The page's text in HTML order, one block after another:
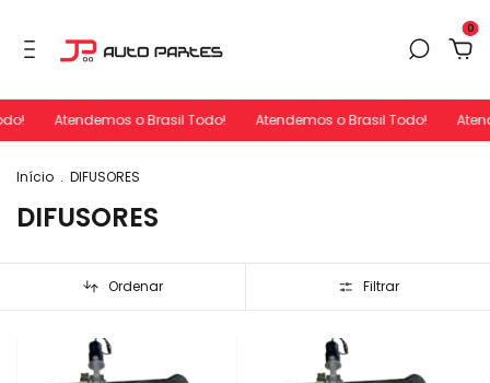
0
Atendemos o Brasil Todo! Atendemos o Brasil Todo!
Início . DIFUSORES
DIFUSORES
Ordenar Filtrar